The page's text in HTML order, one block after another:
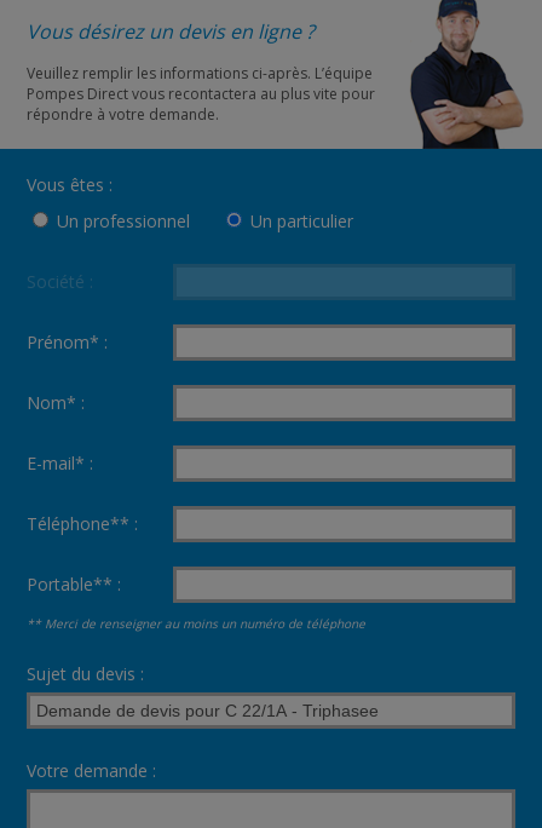
Vous désirez un devis en ligne ?
Veuillez remplir les informations ci-après. L’équipe
Pompes Direct vous recontactera au plus vite pour
répondre à votre demande.
Vous êtes :
Un professionnel
Un particulier
Société :
Prénom* :
Nom* :
E-mail* :
Téléphone** :
Portable** :
** Merci de renseigner au moins un numéro de téléphone
Sujet du devis :
Votre demande :